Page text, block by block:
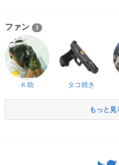
ファン 3
Ｋ助 タコ焼き
もっと見